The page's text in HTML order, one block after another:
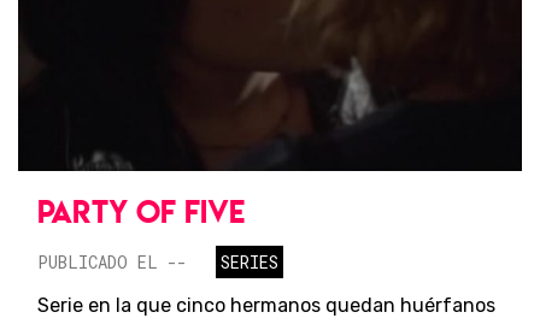
PARTY OF FIVE
PUBLICADO EL --
SERIES
Serie en la que cinco hermanos quedan huérfanos